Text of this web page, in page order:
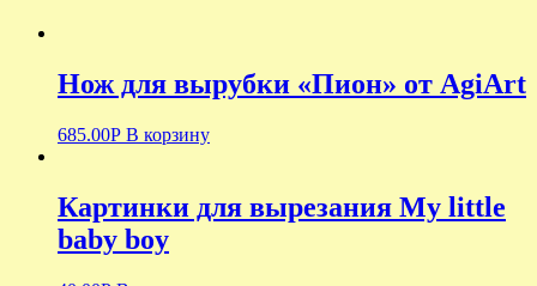
Нож для вырубки «Пион» от AgiArt
685.00Р В корзину
Картинки для вырезания My little
baby boy